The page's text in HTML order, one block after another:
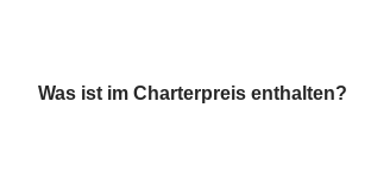
Was ist im Charterpreis enthalten?